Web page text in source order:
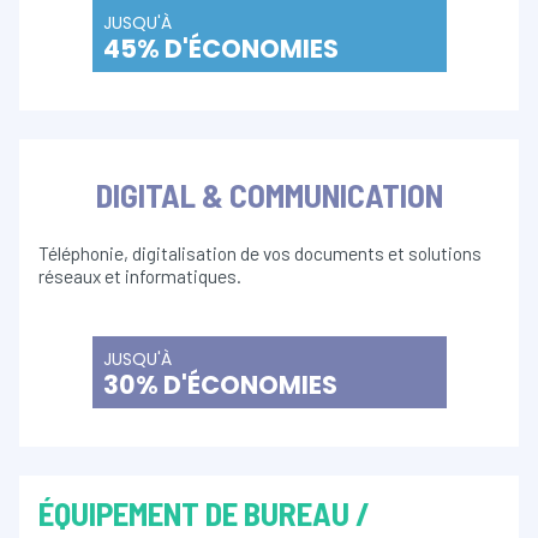
JUSQU'À
45% D'ÉCONOMIES
DIGITAL & COMMUNICATION
Téléphonie, digitalisation de vos documents et solutions
réseaux et informatiques.
JUSQU'À
30% D'ÉCONOMIES
ÉQUIPEMENT DE BUREAU /